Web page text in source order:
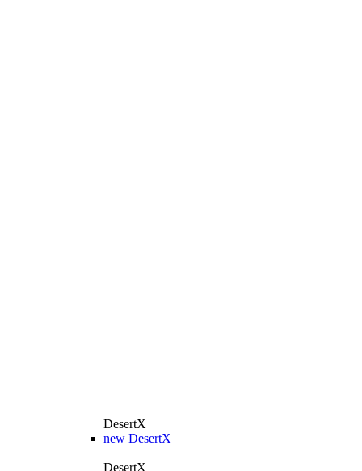
DesertX
new DesertX
DesertX